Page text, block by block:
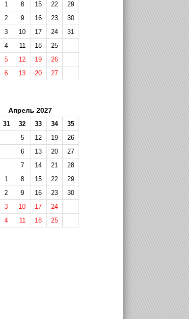
1 8 15 22
29
2 9 16 23
30
3 10 17 24
31
4 11 18
25
5 12 19
26
6 13 20 27
Апрель 2027
31 32 33 34
35
5 12 19
26
6 13 20
27
7 14 21
28
1 8 15 22
29
2 9 16 23
30
3 10 17
24
4 11 18 25